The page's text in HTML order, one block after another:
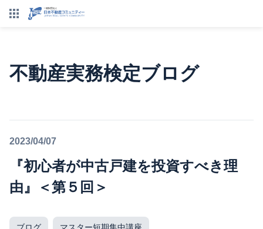
不動産実務検定ブログ
2023/04/07
『初心者が中古戸建を投資すべき理
由』＜第５回＞